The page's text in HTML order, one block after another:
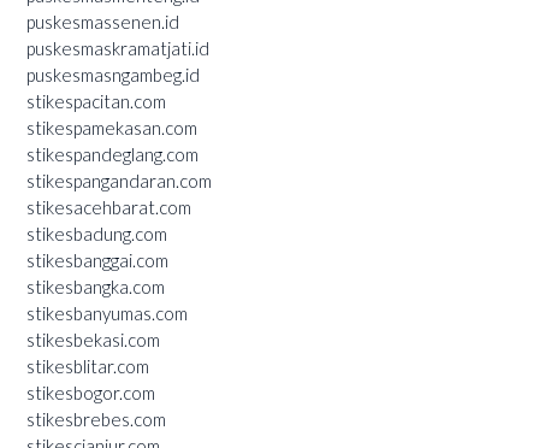
puskesmassenen.id
puskesmaskramatjati.id
puskesmasngambeg.id
stikespacitan.com
stikespamekasan.com
stikespandeglang.com
stikespangandaran.com
stikesacehbarat.com
stikesbadung.com
stikesbanggai.com
stikesbangka.com
stikesbanyumas.com
stikesbekasi.com
stikesblitar.com
stikesbogor.com
stikesbrebes.com